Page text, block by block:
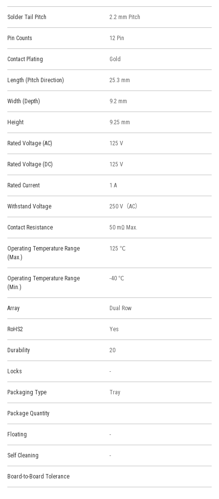
Solder Tail Pitch 2.2 mm Pitch
Pin Counts 12 Pin
Contact Plating Gold
Length (Pitch Direction) 25.3 mm
Width (Depth) 9.2 mm
Height 9.25 mm
Rated Voltage (AC) 125 V
Rated Voltage (DC) 125 V
Rated Current 1 A
Withstand Voltage 250 V（AC）
Contact Resistance 50 mΩ Max.
Operating Temperature Range
(Max.)
125 ℃
Operating Temperature Range
(Min.)
-40 ℃
Array Dual Row
RoHS2 Yes
Durability 20
Locks -
Packaging Type Tray
Package Quantity
Floating -
Self Cleaning -
Board-to-Board Tolerance